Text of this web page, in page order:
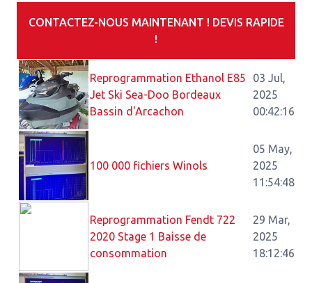
CONTACTEZ-NOUS MAINTENANT ! DEVIS RAPIDE
!
Reprogrammation Ethanol E85
Jet Ski Sea-Doo Bordeaux
Bassin d'Arcachon
03 Jul,
2025
00:42:16
100 000 fichiers Winols
05 May,
2025
11:54:48
Reprogrammation Fendt 722
2020 Stage 1 Baisse de
consommation
29 Mar,
2025
18:12:46